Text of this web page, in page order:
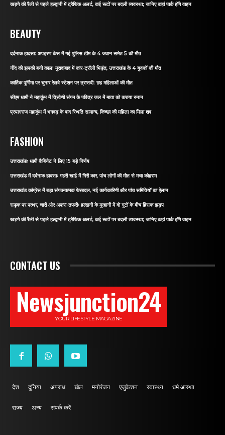
खड़गे की रैली से पहले हल्द्वानी में ट्रैफिक अलर्ट, कई रूटों पर बदली व्यवस्था; जानिए कहां पार्क होंगे वाहन
BEAUTY
दर्दनाक हादसा: अपहरण केस में गई पुलिस टीम के 4 जवान समेत 5 की मौत
नींद की झपकी बनी काल! मुरादाबाद में कार-ट्रॉली भिड़ंत, उत्तराखंड के 4 युवकों की मौत
कार्तिक पूर्णिमा पर चुनार रेलवे स्टेशन पर त्रासदी: छह महिलाओं की मौत
सीएम धामी ने महाकुंभ में त्रिवेणी संगम के पवित्र जल में माता को कराया स्नान
प्रयागराज महाकुंभ में भगदड़ के बाद स्थिति सामान्य, किच्छा की महिला का मिला शव
FASHION
उत्तराखंडः धामी कैबिनेट ने लिए 15 बड़े निर्णय
उत्तराखंड में दर्दनाक हादसाः गहरी खाई में गिरी कार, पांच लोगों की मौत से मचा कोहराम
उत्तराखंड कांग्रेस में बड़ा संगठनात्मक फेरबदल, नई कार्यकारिणी और पांच समितियों का ऐलान
सड़क पर पत्थर, चारों ओर अफरा-तफरीः हल्द्वानी के मुखानी में दो गुटों के बीच हिंसक झड़प
खड़गे की रैली से पहले हल्द्वानी में ट्रैफिक अलर्ट, कई रूटों पर बदली व्यवस्था; जानिए कहां पार्क होंगे वाहन
CONTACT US
Newsjunction24
YOUR LIFESTYLE MAGAZINE
देश दुनिया अपराध खेल मनोरंजन एजुकेशन स्वास्थ्य धर्म आस्था
राज्य अन्य संपर्क करें